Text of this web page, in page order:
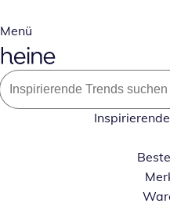
Menü